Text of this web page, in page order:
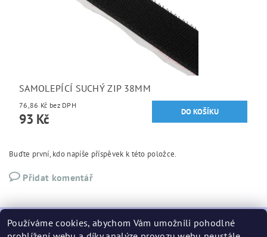
SAMOLEPÍCÍ SUCHÝ ZIP 38MM
76,86 Kč bez DPH
93 Kč
Buďte první, kdo napíše příspěvek k této položce.
Přidat komentář
Používáme cookies, abychom Vám umožnili pohodlné